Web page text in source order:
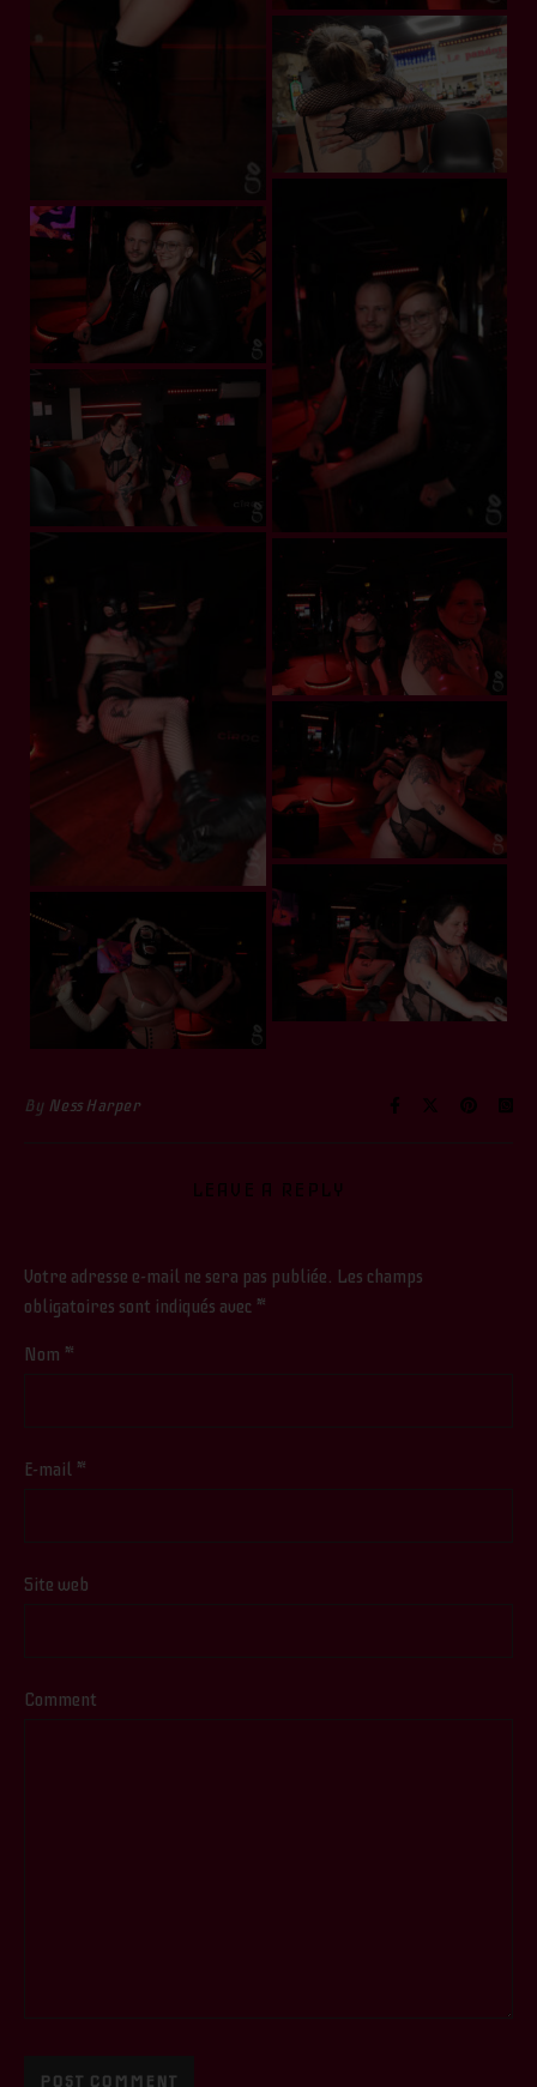
By Ness Harper
LEAVE A REPLY
Votre adresse e-mail ne sera pas publiée. Les champs
obligatoires sont indiqués avec *
Nom *
E-mail *
Site web
Comment